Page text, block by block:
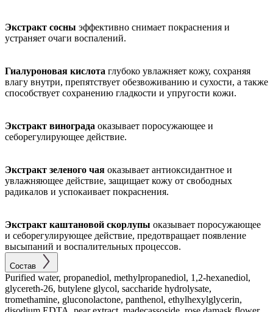
Экстракт сосны эффективно снимает покраснения и
устраняет очаги воспалений.
Гиалуроновая кислота глубоко увлажняет кожу, сохраняя
влагу внутри, препятствует обезвоживанию и сухости, а также
способствует сохранению гладкости и упругости кожи.
Экстракт винограда оказывает поросужающее и
себорегулирующее действие.
Экстракт зеленого чая оказывает антиоксидантное и
увлажняющее действие, защищает кожу от свободных
радикалов и успокаивает покраснения.
Экстракт каштановой скорлупы оказывает поросужающее
и себорегулирующее действие, предотвращает появление
высыпаний и воспалительных процессов.
Состав
Purified water, propanediol, methylpropanediol, 1,2-hexanediol,
glycereth-26, butylene glycol, saccharide hydrolysate,
tromethamine, gluconolactone, panthenol, ethylhexylglycerin,